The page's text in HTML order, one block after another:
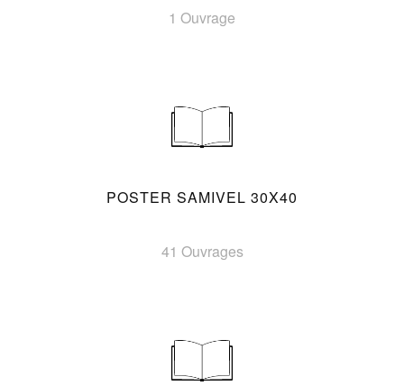
1 Ouvrage
POSTER SAMIVEL 30X40
41 Ouvrages